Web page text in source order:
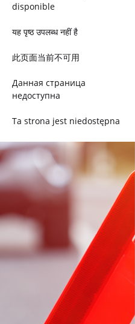
disponible
यह पृष्ठ उपलब्ध नहीं है
此页面当前不可用
Данная страница
недоступна
Ta strona jest niedostępna
Trang này không có
Esta página não está
disponível
このページは現在利用できま
せん
Pagina non disponibile
هذه الصفحة غير متوفرة